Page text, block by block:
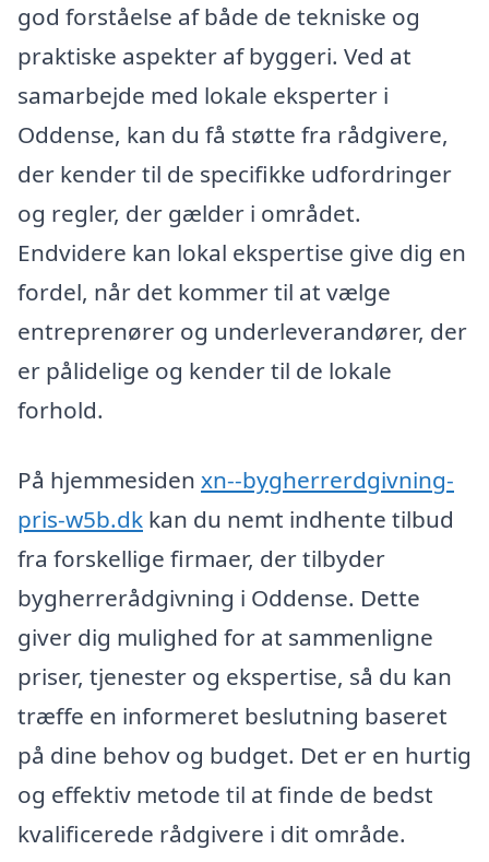
god forståelse af både de tekniske og
praktiske aspekter af byggeri. Ved at
samarbejde med lokale eksperter i
Oddense, kan du få støtte fra rådgivere,
der kender til de specifikke udfordringer
og regler, der gælder i området.
Endvidere kan lokal ekspertise give dig en
fordel, når det kommer til at vælge
entreprenører og underleverandører, der
er pålidelige og kender til de lokale
forhold.
På hjemmesiden xn--bygherrerdgivning-
pris-w5b.dk kan du nemt indhente tilbud
fra forskellige firmaer, der tilbyder
bygherrerådgivning i Oddense. Dette
giver dig mulighed for at sammenligne
priser, tjenester og ekspertise, så du kan
træffe en informeret beslutning baseret
på dine behov og budget. Det er en hurtig
og effektiv metode til at finde de bedst
kvalificerede rådgivere i dit område.